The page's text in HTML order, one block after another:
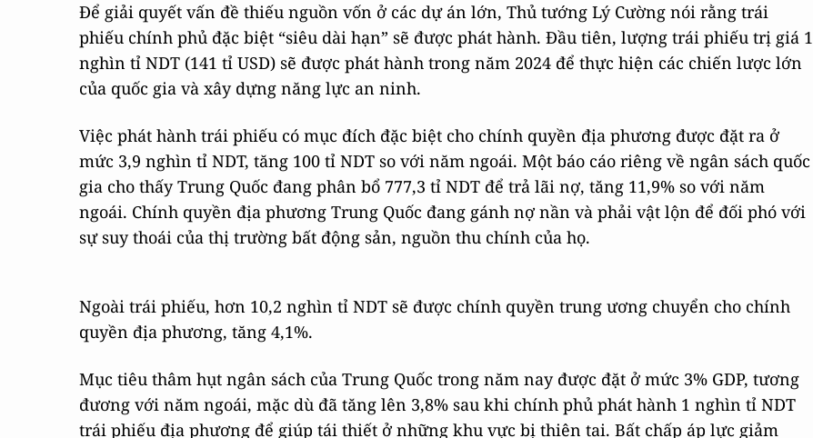
Để giải quyết vấn đề thiếu nguồn vốn ở các dự án lớn, Thủ tướng Lý Cường nói rằng trái
phiếu chính phủ đặc biệt “siêu dài hạn” sẽ được phát hành. Đầu tiên, lượng trái phiếu trị giá 1
nghìn tỉ NDT (141 tỉ USD) sẽ được phát hành trong năm 2024 để thực hiện các chiến lược lớn
của quốc gia và xây dựng năng lực an ninh.
Việc phát hành trái phiếu có mục đích đặc biệt cho chính quyền địa phương được đặt ra ở
mức 3,9 nghìn tỉ NDT, tăng 100 tỉ NDT so với năm ngoái. Một báo cáo riêng về ngân sách quốc
gia cho thấy Trung Quốc đang phân bổ 777,3 tỉ NDT để trả lãi nợ, tăng 11,9% so với năm
ngoái. Chính quyền địa phương Trung Quốc đang gánh nợ nần và phải vật lộn để đối phó với
sự suy thoái của thị trường bất động sản, nguồn thu chính của họ.
Ngoài trái phiếu, hơn 10,2 nghìn tỉ NDT sẽ được chính quyền trung ương chuyển cho chính
quyền địa phương, tăng 4,1%.
Mục tiêu thâm hụt ngân sách của Trung Quốc trong năm nay được đặt ở mức 3% GDP, tương
đương với năm ngoái, mặc dù đã tăng lên 3,8% sau khi chính phủ phát hành 1 nghìn tỉ NDT
trái phiếu địa phương để giúp tái thiết ở những khu vực bị thiên tai. Bất chấp áp lực giảm